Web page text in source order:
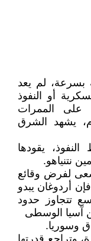
بسرعة، لم يعد
أو النفوذ
على الممرات
يشهد الشرق
يقودها
نتنياهو.
لفرض وقائع
أردوغان يبدو
تتجاوز حدود
آسيا الوسطى
وسوريا.